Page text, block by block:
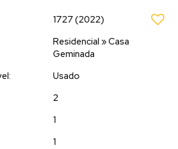
1727 (2022)
Residencial »Casa
Geminada
Usado
2
1
1